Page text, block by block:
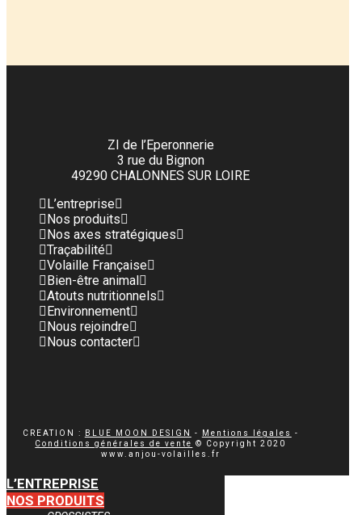
ZI de l’Eperonnerie
3 rue du Bignon
49290 CHALONNES SUR LOIRE
L’entreprise
Nos produits
Nos axes stratégiques
Traçabilité
Volaille Française
Bien-être animal
Atouts nutritionnels
Environnement
Nous rejoindre
Nous contacter
CREATION : BLUE MOON DESIGN - Mentions légales
-
Conditions générales de vente © Copyright 2020
www.anjou-volailles.fr
L’ENTREPRISE
NOS PRODUITS